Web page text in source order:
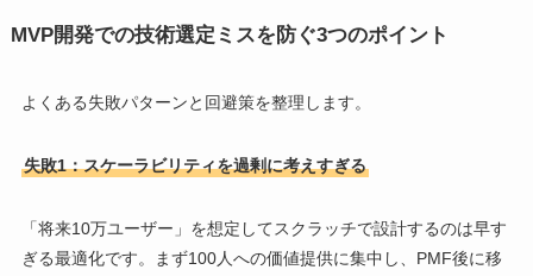
MVP開発での技術選定ミスを防ぐ3つのポイント
よくある失敗パターンと回避策を整理します。
失敗1：スケーラビリティを過剰に考えすぎる
「将来10万ユーザー」を想定してスクラッチで設計するのは早す
ぎる最適化です。まず100人への価値提供に集中し、PMF後に移